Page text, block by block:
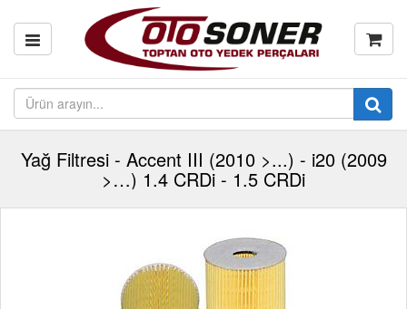
Yağ Filtresi - Accent III (2010 >...) - i20 (2009
>…) 1.4 CRDi - 1.5 CRDi